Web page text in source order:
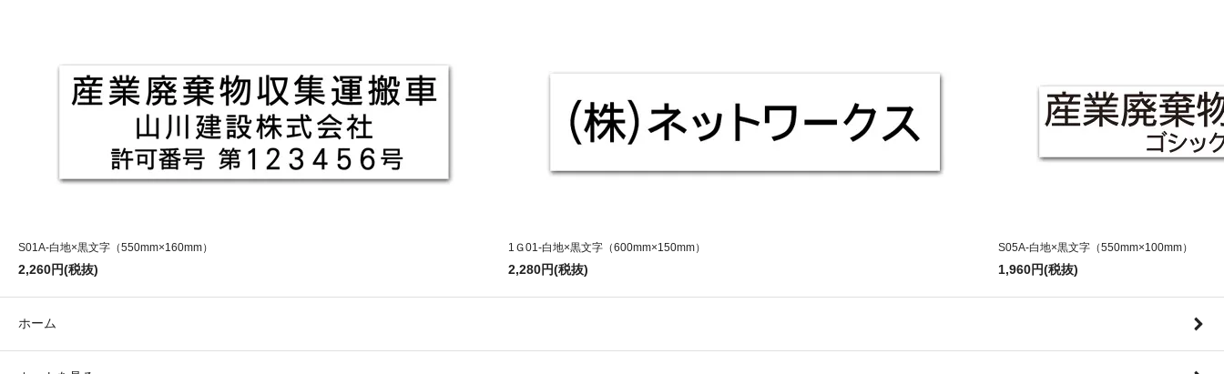
S01A-白地×黒文字（550mm×160mm）
2,260円(税抜)
1Ｇ01-白地×黒文字（600mm×150mm）
2,280円(税抜)
S05A-白地×黒文字（550mm×100mm）
1,960円(税抜)
ホーム